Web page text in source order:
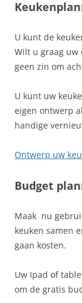
U kunt de
Wilt u graag uw
geen zin om
U kunt uw
eigen ontwerp
handige
Ontwerp uw
Budget
Maak nu
keuken samen
gaan kosten.
Uw Ipad of
om de gratis